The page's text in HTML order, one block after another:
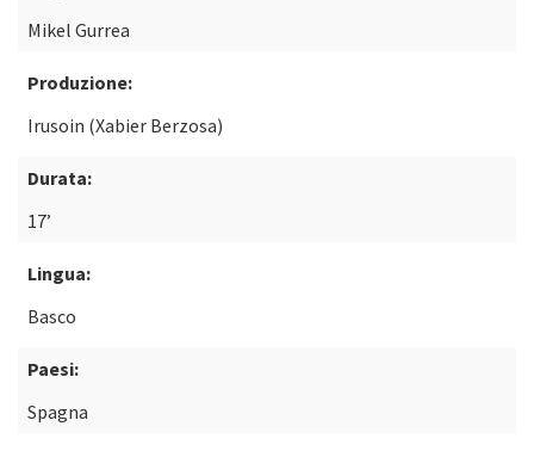
Mikel Gurrea
Produzione:
Irusoin (Xabier Berzosa)
Durata:
17’
Lingua:
Basco
Paesi:
Spagna